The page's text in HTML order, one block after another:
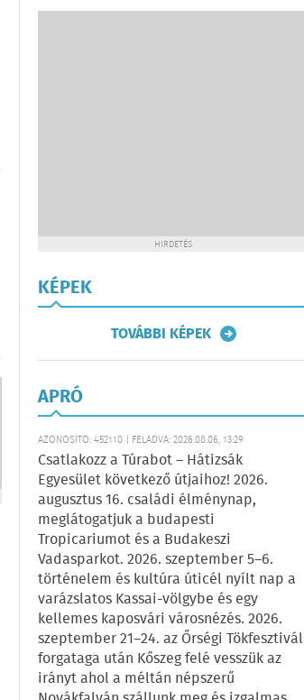
HIRDETÉS
KÉPEK
TOVÁBBI KÉPEK
APRÓ
AZONOSÍTÓ: 452110 | FELADVA: 2026.08.06, 13:29
Csatlakozz a Túrabot – Hátizsák
Egyesület következő útjaihoz! 2026.
augusztus 16. családi élménynap,
meglátogatjuk a budapesti
Tropicariumot és a Budakeszi
Vadasparkot. 2026. szeptember 5–6.
történelem és kultúra úticél nyílt nap a
varázslatos Kassai-völgybe és egy
kellemes kaposvári városnézés. 2026.
szeptember 21–24. az Őrségi Tökfesztivál
forgataga után Kőszeg felé vesszük az
irányt ahol a méltán népszerű